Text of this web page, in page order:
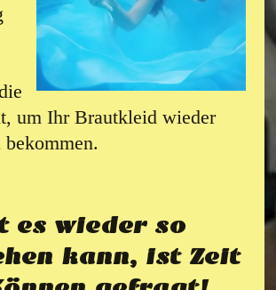
um Ihr Brautkleid wieder
bekommen.
es wieder so
kann, ist Zeit